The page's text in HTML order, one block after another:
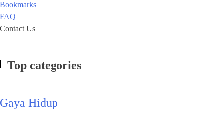
Bookmarks
FAQ
Contact Us
Top categories
Gaya Hidup